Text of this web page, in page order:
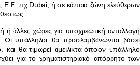
Ε.Ε. πχ Dubai, ή σε κάποια ζώνη ελεύθερων
ή άλλες χώρες για υποχρεωτική ανταλλαγή
Οι υπάλληλοι θα προσλαμβάνωνται βάσει
και θα τιμωρεί αμείλικτα όποιον υπάλληλο
για το χρηματιστηριακό απόρρητο των